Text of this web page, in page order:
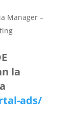
Manager –
la
ads/